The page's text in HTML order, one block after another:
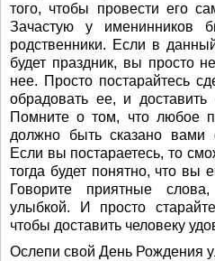
того, чтобы провести его
Зачастую у именинников
родственники. Если в
будет праздник, вы просто
нее. Просто постарайтесь
обрадовать ее, и
Помните о том, что любое
должно быть сказано вами
Если вы постараетесь, то
тогда будет понятно, что вы
Говорите приятные
улыбкой. И просто
чтобы доставить человеку
Ослепи свой День Рождения